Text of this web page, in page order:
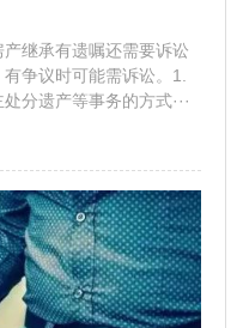
继承有遗嘱还需要诉讼
争议时可能需诉讼。1.
分遗产等事务的方式···